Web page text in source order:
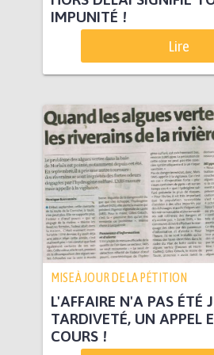
IMPUNITÉ !
Lire
MISE À JOUR DE LA PÉTITION
L'AFFAIRE N'A PAS ÉTÉ
TARDIVETÉ, UN APPEL
COURS !